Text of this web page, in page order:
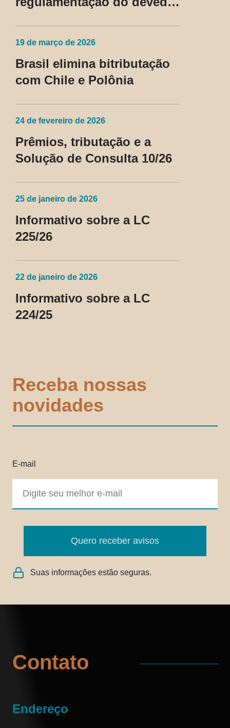
19 de março de 2026
Brasil elimina bitributação
com Chile e Polônia
24 de fevereiro de 2026
Prêmios, tributação e a
Solução de Consulta 10/26
25 de janeiro de 2026
Informativo sobre a LC
225/26
22 de janeiro de 2026
Informativo sobre a LC
224/25
Receba nossas
novidades
E-mail
Quero receber avisos
Suas informações estão seguras.
Contato
Endereço